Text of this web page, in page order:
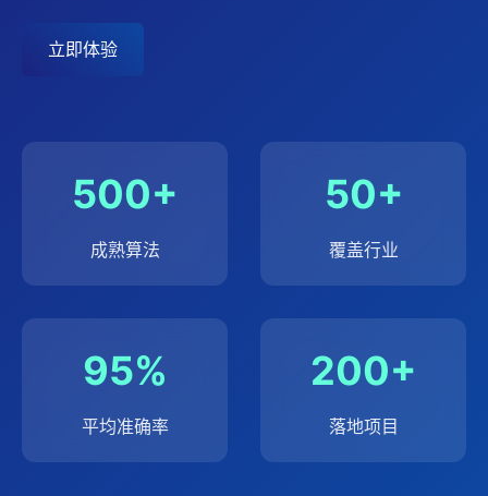
立即体验
500+
成熟算法
50+
覆盖行业
95%
平均准确率
200+
落地项目